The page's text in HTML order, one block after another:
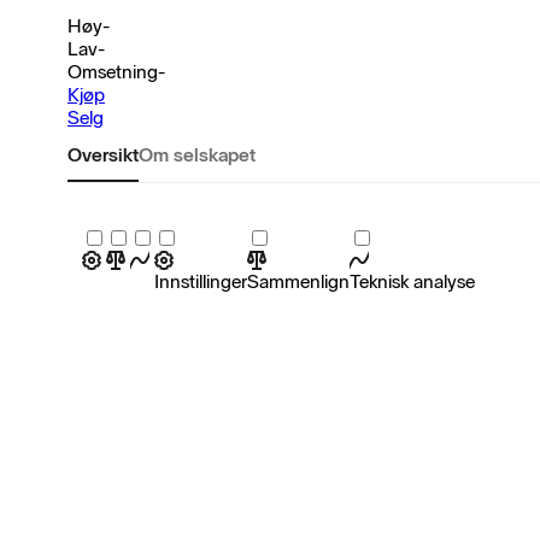
Høy-
Lav-
Omsetning-
Kjøp
Selg
OversiktOm selskapet
InnstillingerSammenlignTeknisk analyse